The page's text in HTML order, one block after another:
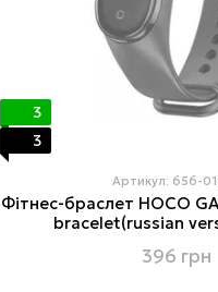
3
3
Артикул: 656-
Фітнес-браслет HOCO
bracelet(russian
396 грн